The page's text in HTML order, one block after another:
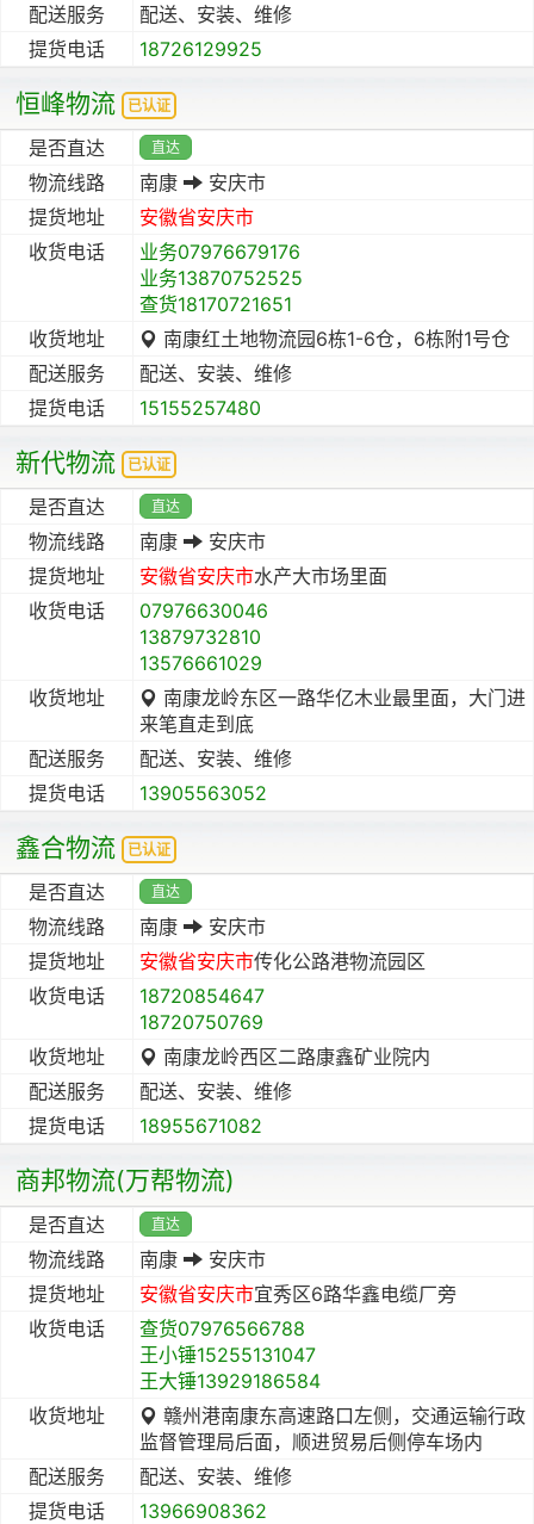
配送服务
配送、安装、维修
提货电话
18726129925
恒峰物流 已认证
是否直达 直达
物流线路 南康
安庆市
提货地址
安徽省安庆市
收货电话
业务07976679176
业务13870752525
查货18170721651
收货地址
南康红土地物流园6栋1-6仓，6栋附1号仓
配送服务
配送、安装、维修
提货电话
15155257480
新代物流 已认证
是否直达 直达
物流线路 南康
安庆市
提货地址
安徽省安庆市水产大市场里面
收货电话
07976630046
13879732810
13576661029
收货地址
南康龙岭东区一路华亿木业最里面，大门进
来笔直走到底
配送服务
配送、安装、维修
提货电话
13905563052
鑫合物流 已认证
是否直达 直达
物流线路 南康
安庆市
提货地址
安徽省安庆市传化公路港物流园区
收货电话
18720854647
18720750769
收货地址
南康龙岭西区二路康鑫矿业院内
配送服务
配送、安装、维修
提货电话
18955671082
商邦物流(万帮物流)
是否直达 直达
物流线路 南康
安庆市
提货地址
安徽省安庆市宜秀区6路华鑫电缆厂旁
收货电话
查货07976566788
王小锤15255131047
王大锤13929186584
收货地址
赣州港南康东高速路口左侧，交通运输行政
监督管理局后面，顺进贸易后侧停车场内
配送服务
配送、安装、维修
提货电话
13966908362